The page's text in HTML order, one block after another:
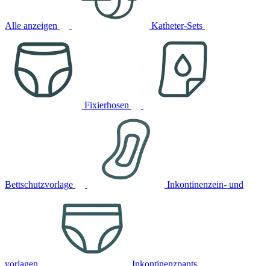
Alle anzeigen Katheter-Sets
Fixierhosen
Bettschutzvorlage Inkontinenzein- und
vorlagen Inkontinenzpants